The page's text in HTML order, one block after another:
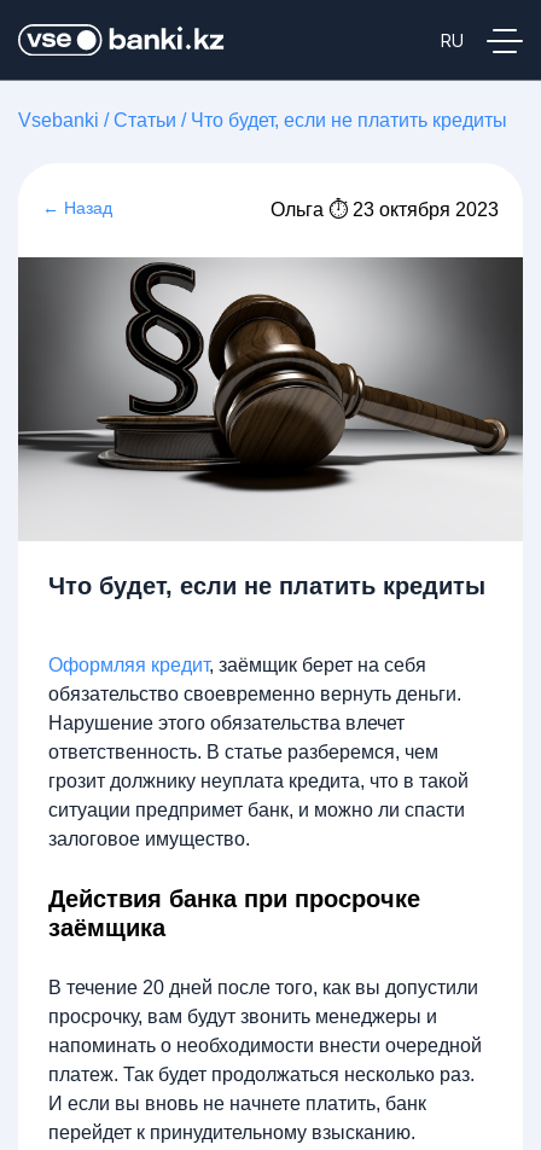
Vsebanki /Статьи / Что будет, если не платить кредиты
← Назад Ольга ⏱ 23 октября 2023
Что будет, если не платить кредиты
Оформляя кредит, заёмщик берет на себя
обязательство своевременно вернуть деньги.
Нарушение этого обязательства влечет
ответственность. В статье разберемся, чем
грозит должнику неуплата кредита, что в такой
ситуации предпримет банк, и можно ли спасти
залоговое имущество.
Действия банка при просрочке
заёмщика
В течение 20 дней после того, как вы допустили
просрочку, вам будут звонить менеджеры и
напоминать о необходимости внести очередной
платеж. Так будет продолжаться несколько раз.
И если вы вновь не начнете платить, банк
перейдет к принудительному взысканию.